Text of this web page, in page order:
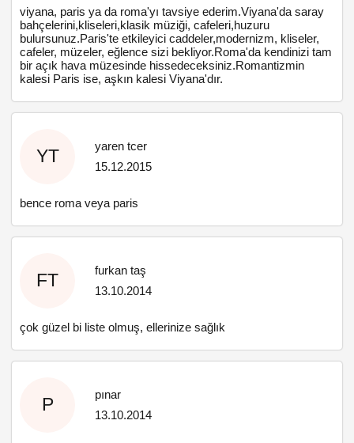
viyana, paris ya da roma'yı tavsiye ederim.Viyana'da saray
bahçelerini,kliseleri,klasik müziği, cafeleri,huzuru
bulursunuz.Paris'te etkileyici caddeler,modernizm, kliseler,
cafeler, müzeler, eğlence sizi bekliyor.Roma'da kendinizi tam
bir açık hava müzesinde hissedeceksiniz.Romantizmin
kalesi Paris ise, aşkın kalesi Viyana'dır.
YT
yaren tcer
15.12.2015
bence roma veya paris
FT
furkan taş
13.10.2014
çok güzel bi liste olmuş, ellerinize sağlık
P
pınar
13.10.2014